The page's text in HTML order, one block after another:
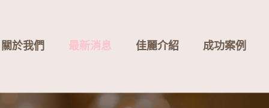
關於我們 最新消息 佳麗介紹 成功案例